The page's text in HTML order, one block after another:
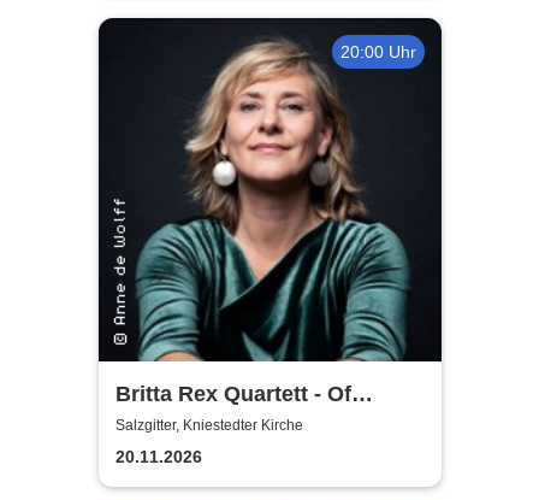
20:00 Uhr
Britta Rex Quartett - Of
Witches, Queens & Heroines
Salzgitter, Kniestedter Kirche
20.11.2026